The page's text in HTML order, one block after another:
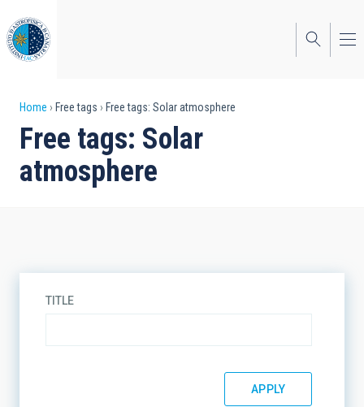
to
main
content
Breadcrumb
Home Free tags Free tags: Solar atmosphere
Free tags: Solar
atmosphere
TITLE